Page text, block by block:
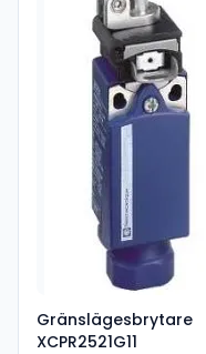
Gränslägesbrytare
XCPR2521G11